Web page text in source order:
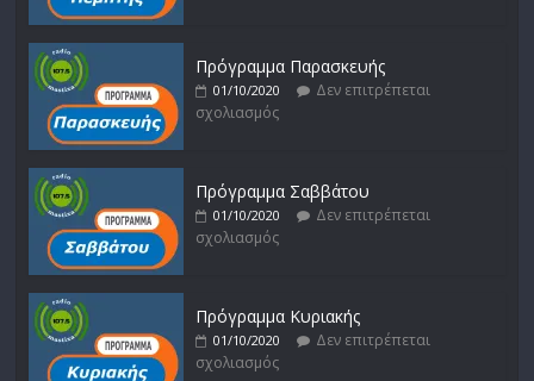
Πρόγραμμα Παρασκευής
01/10/2020
Δεν επιτρέπεται
σχολιασμός
Πρόγραμμα Σαββάτου
01/10/2020
Δεν επιτρέπεται
σχολιασμός
Πρόγραμμα Κυριακής
01/10/2020
Δεν επιτρέπεται
σχολιασμός